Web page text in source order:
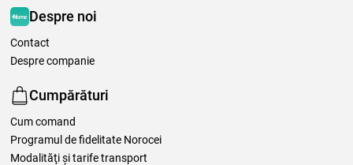
Despre noi
Contact
Despre companie
Cumpărături
Cum comand
Programul de fidelitate Norocei
Modalităţi şi tarife transport